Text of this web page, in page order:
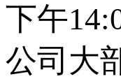
下午
公司大